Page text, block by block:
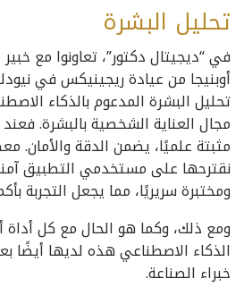
تحليل البشرة
في “ديجيتال دكتور”، تعاونوا مع
أوبنيجا من عيادة ريجينيكس في
تحليل البشرة المدعوم بالذكاء
مجال العناية الشخصية بالبشرة.
مثبتة علميًا، يضمن الدقة والأمان.
نقترحها على مستخدمي التطبيق
ومختبرة سريريًا، مما يجعل التجربة
ومع ذلك، وكما هو الحال مع كل أداة
الذكاء الاصطناعي هذه لديها أيضًا
خبراء الصناعة.